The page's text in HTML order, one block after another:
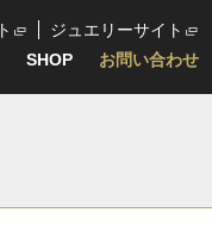
ジュエリーサイト
SHOP お問い合わせ